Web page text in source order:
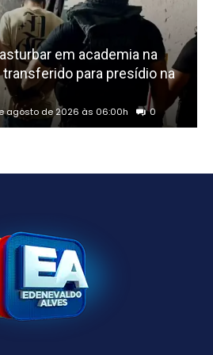
em academia na
para presídio na
agosto de 2026 às 06:00h 0